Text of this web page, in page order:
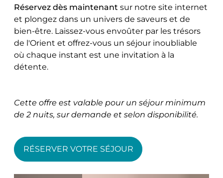
Réservez dès maintenant sur notre site internet
et plongez dans un univers de saveurs et de
bien-être. Laissez-vous envoûter par les trésors
de l'Orient et offrez-vous un séjour inoubliable
où chaque instant est une invitation à la
détente.
Cette offre est valable pour un séjour minimum
de 2 nuits, sur demande et selon disponibilité.
RÉSERVER VOTRE SÉJOUR